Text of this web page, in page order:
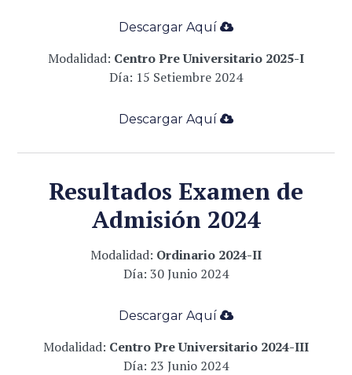
Descargar Aquí
Modalidad: Centro Pre Universitario 2025-I
Día: 15 Setiembre 2024
Descargar Aquí
Resultados Examen de
Admisión 2024
Modalidad: Ordinario 2024-II
Día: 30 Junio 2024
Descargar Aquí
Modalidad: Centro Pre Universitario 2024-III
Día: 23 Junio 2024